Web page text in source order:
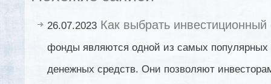
26.07.2023 Как выбрать
фонды являются одной из самых
денежных средств. Они позволяют